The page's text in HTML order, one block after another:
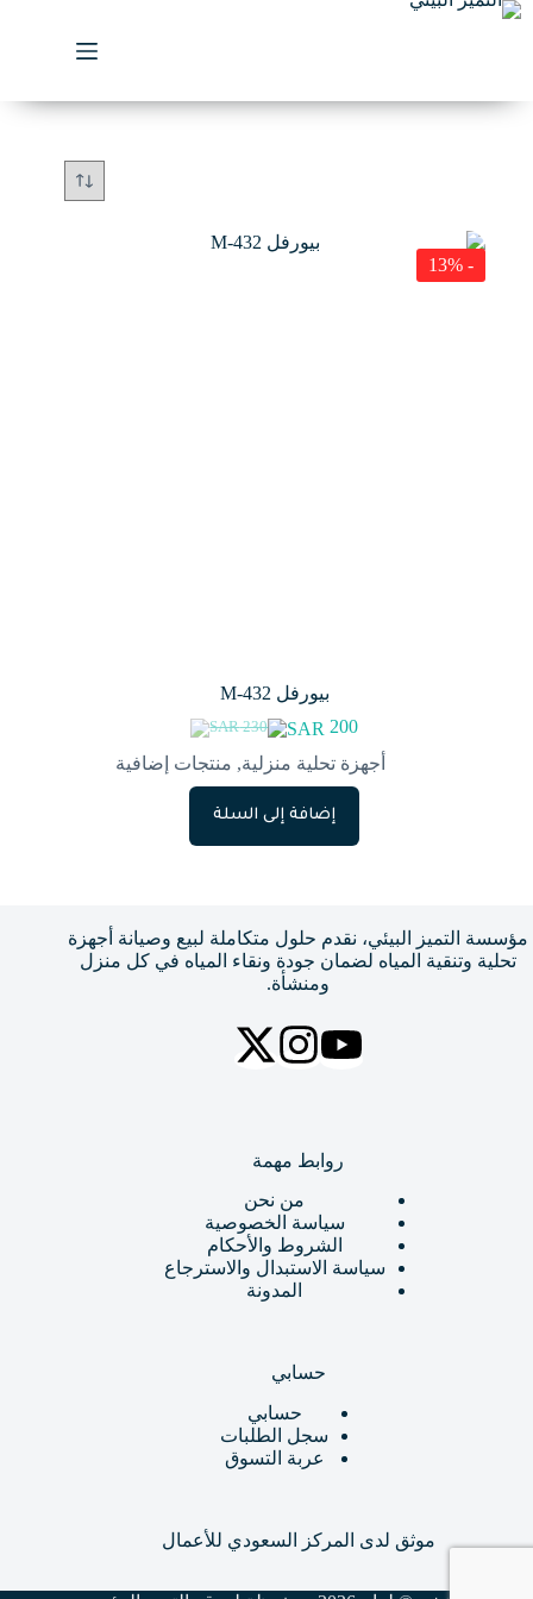
التجاوز
- 13%
بيورفل M-432
230
السعر
الأصلي
هو:
230.
200
السعر
الحالي
هو:
200.
أجهزة تحلية منزلية, منتجات إضافية
إضافة إلى السلة
مؤسسة التميز البيئي، نقدم حلول متكاملة لبيع وصيانة أجهزة
تحلية وتنقية المياه لضمان جودة ونقاء المياه في كل منزل
ومنشأة.
روابط مهمة
من نحن
سياسة الخصوصية
الشروط والأحكام
سياسة الاستبدال والاسترجاع
المدونة
حسابي
حسابي
سجل الطلبات
عربة التسوق
موثق لدى المركز السعودي للأعمال